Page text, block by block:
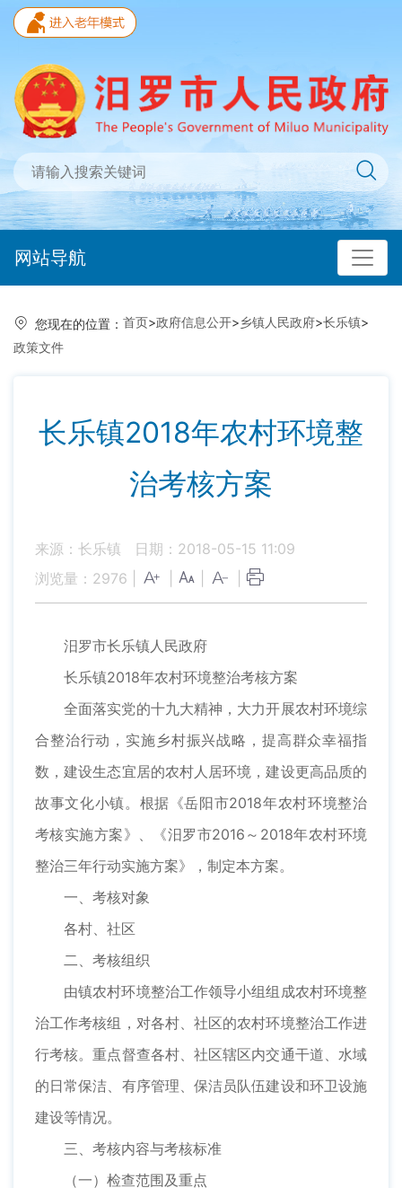
网站导航
您现在的位置： 首页>政府信息公开>乡镇人民政府>长乐镇>
政策文件
长乐镇2018年农村环境整
治考核方案
来源：长乐镇
日期：2018-05-15 11:09
浏览量： 2976
汨罗市长乐镇人民政府
长乐镇2018年农村环境整治考核方案
全面落实党的十九大精神，大力开展农村环境综
合整治行动，实施乡村振兴战略，提高群众幸福指
数，建设生态宜居的农村人居环境，建设更高品质的
故事文化小镇。根据《岳阳市2018年农村环境整治
考核实施方案》、《汨罗市2016～2018年农村环境
整治三年行动实施方案》，制定本方案。
一、考核对象
各村、社区
二、考核组织
由镇农村环境整治工作领导小组组成农村环境整
治工作考核组，对各村、社区的农村环境整治工作进
行考核。重点督查各村、社区辖区内交通干道、水域
的日常保洁、有序管理、保洁员队伍建设和环卫设施
建设等情况。
三、考核内容与考核标准
（一）检查范围及重点